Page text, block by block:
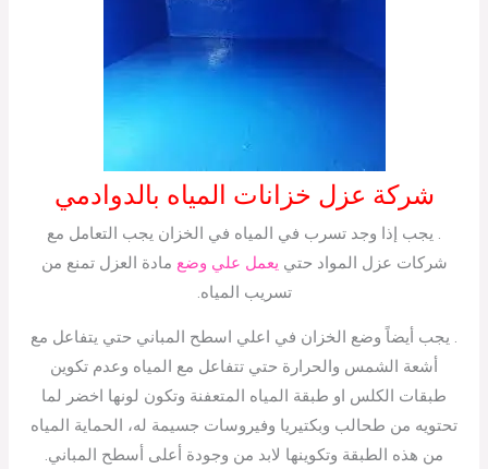
شركة عزل خزانات المياه بالدوادمي
. يجب إذا وجد تسرب في المياه في الخزان يجب التعامل مع
شركات عزل المواد حتي يعمل علي وضع مادة العزل تمنع من
تسريب المياه.
. يجب أيضاً وضع الخزان في اعلي اسطح المباني حتي يتفاعل مع
أشعة الشمس والحرارة حتي تتفاعل مع المياه وعدم تكوين
طبقات الكلس او طبقة المياه المتعفنة وتكون لونها اخضر لما
تحتويه من طحالب وبكتيريا وفيروسات جسيمة له، الحماية المياه
من هذه الطبقة وتكوينها لابد من وجودة أعلى أسطح المباني.